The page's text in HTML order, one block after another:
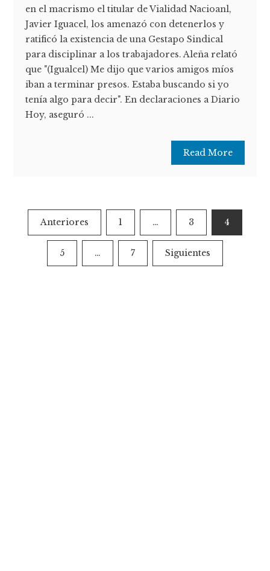
en el macrismo el titular de Vialidad Nacioanl,
Javier Iguacel, los amenazó con detenerlos y
ratificó la existencia de una Gestapo Sindical
para disciplinar a los trabajadores. Aleña relató
que "(Igualcel) Me dijo que varios amigos míos
iban a terminar presos. Estaba buscando si yo
tenía algo para decir". En declaraciones a Diario
Hoy, aseguró ...
Read More
Paginación
de
entradas
Anteriores 1 … 3 4
5 … 7 Siguientes